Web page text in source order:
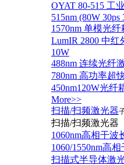
OYAT 80-515 工
515nm (80W 30ps
1570nm 单模光
LumIR 2800 中
10W
488nm 连续光纤
780nm 高功率超
450nm120W光纤
More>>
扫描/扫频激光器
扫描/扫频激光器
1060nm高相干波
1060/1550nm高
扫描式半导体激